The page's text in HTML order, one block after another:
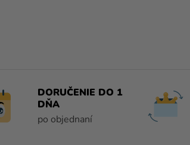
DORUČENIE DO 1
DŇA
po objednaní